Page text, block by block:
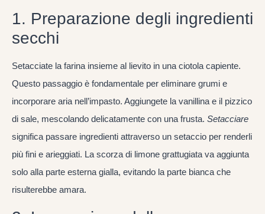
1. Preparazione degli ingredienti
secchi
Setacciate la farina insieme al lievito in una ciotola capiente.
Questo passaggio è fondamentale per eliminare grumi e
incorporare aria nell’impasto. Aggiungete la vanillina e il pizzico
di sale, mescolando delicatamente con una frusta. Setacciare
significa passare ingredienti attraverso un setaccio per renderli
più fini e arieggiati. La scorza di limone grattugiata va aggiunta
solo alla parte esterna gialla, evitando la parte bianca che
risulterebbe amara.